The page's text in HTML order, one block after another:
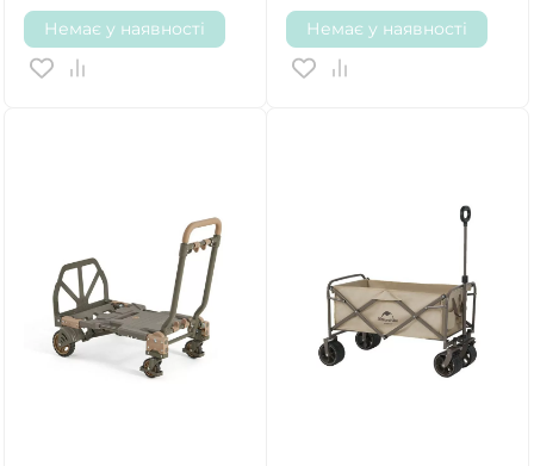
Немає у наявності Немає у наявності